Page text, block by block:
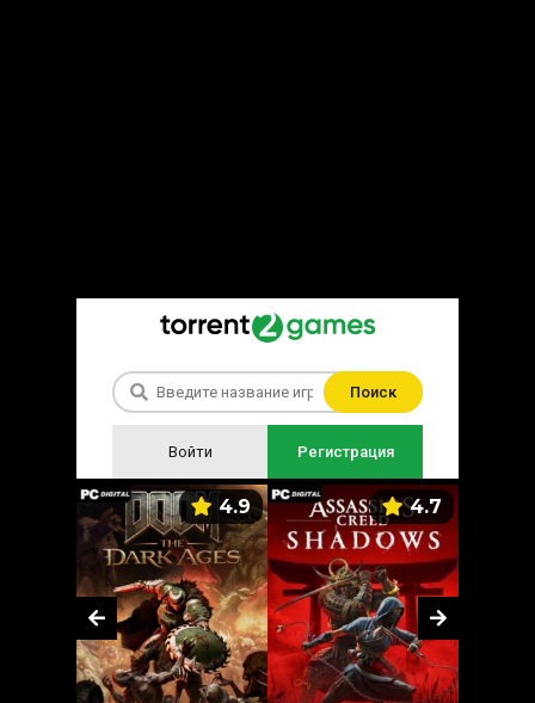
Поиск
Войти Регистрация
4.9 4.7